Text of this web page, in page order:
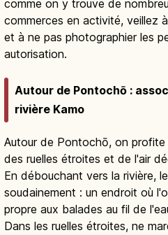
comme on y trouve de
commerces en activité, veillez
et à ne pas photographier les
autorisation.
Autour de Pontochō :
rivière Kamo
Autour de Pontochō, on
des ruelles étroites et de l'air
En débouchant vers la rivière,
soudainement : un endroit où
propre aux balades au fil de
Dans les ruelles étroites, ne